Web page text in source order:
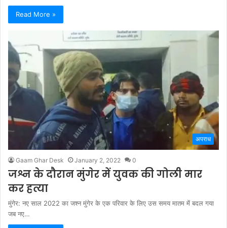
Read More »
अपराध
Gaam Ghar Desk January 2, 2022 0
जश्न के दौरान मुंगेर में युवक की गोली मार
कर हत्या
मुंगेर: नए साल 2022 का जश्न मुंगेर के एक परिवार के लिए उस समय मातम में बदल गया
जब नए…